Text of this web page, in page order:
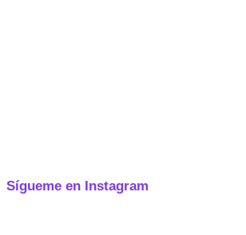
Sígueme en Instagram